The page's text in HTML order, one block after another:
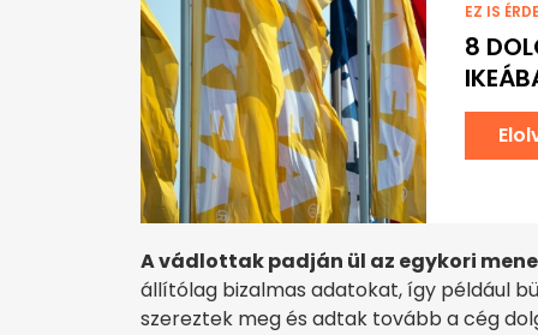
EZ IS
8
A vádlottak padján ül az egykori
állítólag bizalmas adatokat, így például
szereztek meg és adtak tovább a cég